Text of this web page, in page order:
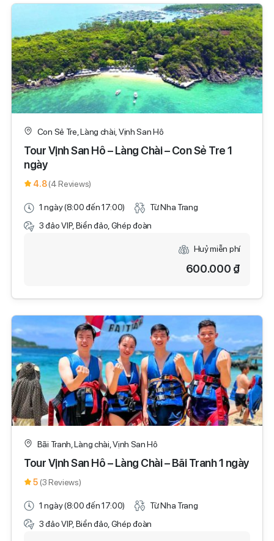
Con Sẻ Tre, Làng chài, Vịnh San Hô
Tour Vịnh San Hô – Làng Chài – Con Sẻ Tre 1
ngày
4.8(4 Reviews)
1 ngày (8:00 đến 17:00)
Từ Nha Trang
3 đảo VIP, Biển đảo, Ghép đoàn
Huỷ miễn phí
600.000 ₫
Bãi Tranh, Làng chài, Vịnh San Hô
Tour Vịnh San Hô – Làng Chài – Bãi Tranh 1 ngày
5 (3 Reviews)
1 ngày (8:00 đến 17:00)
Từ Nha Trang
3 đảo VIP, Biển đảo, Ghép đoàn